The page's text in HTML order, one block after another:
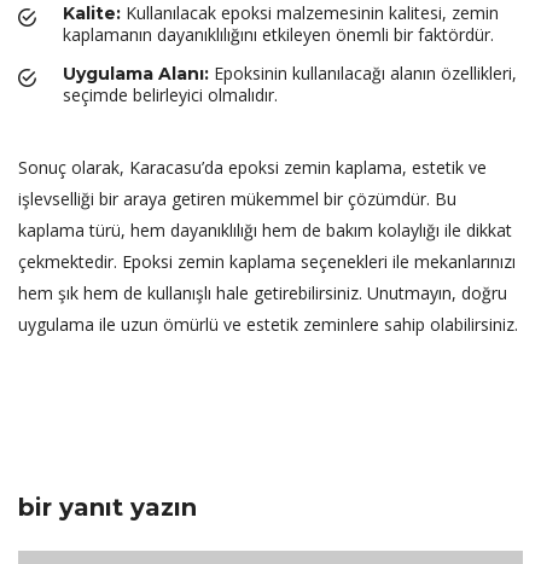
Kalite: Kullanılacak epoksi malzemesinin kalitesi, zemin
kaplamanın dayanıklılığını etkileyen önemli bir faktördür.
Uygulama Alanı: Epoksinin kullanılacağı alanın özellikleri,
seçimde belirleyici olmalıdır.
Sonuç olarak, Karacasu’da epoksi zemin kaplama, estetik ve
işlevselliği bir araya getiren mükemmel bir çözümdür. Bu
kaplama türü, hem dayanıklılığı hem de bakım kolaylığı ile dikkat
çekmektedir. Epoksi zemin kaplama seçenekleri ile mekanlarınızı
hem şık hem de kullanışlı hale getirebilirsiniz. Unutmayın, doğru
uygulama ile uzun ömürlü ve estetik zeminlere sahip olabilirsiniz.
bir yanıt yazın